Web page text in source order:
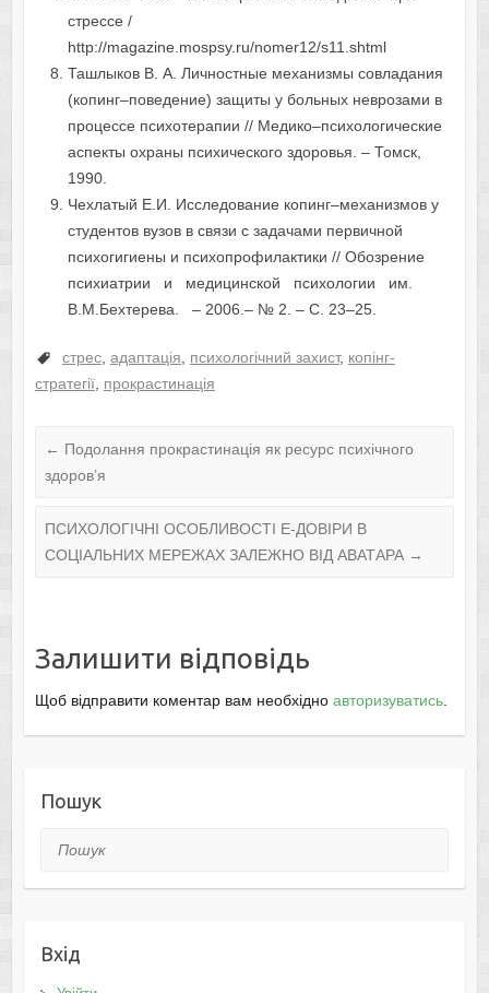
стрессе /
http://magazine.mospsy.ru/nomer12/s11.shtml
Ташлыков В. А. Личностные механизмы совладания
(копинг–поведение) защиты у больных неврозами в
процессе психотерапии // Медико–психологические
аспекты охраны психического здоровья. – Томск,
1990.
Чехлатый Е.И. Исследование копинг–механизмов у
студентов вузов в связи с задачами первичной
психогигиены и психопрофилактики // Обозрение
психиатрии и медицинской психологии им.
В.М.Бехтерева. – 2006.– № 2. – С. 23–25.
стрес, адаптація, психологічний захист, копінг-
стратегії, прокрастинація
← Подолання прокрастинація як ресурс психічного
здоров’я
ПСИХОЛОГІЧНІ ОСОБЛИВОСТІ Е-ДОВІРИ В
СОЦІАЛЬНИХ МЕРЕЖАХ ЗАЛЕЖНО ВІД АВАТАРА →
Залишити відповідь
Щоб відправити коментар вам необхідно авторизуватись.
Пошук
Пошук
Вхід